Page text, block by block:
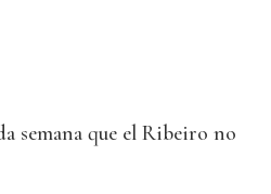
semana que el Ribeiro no